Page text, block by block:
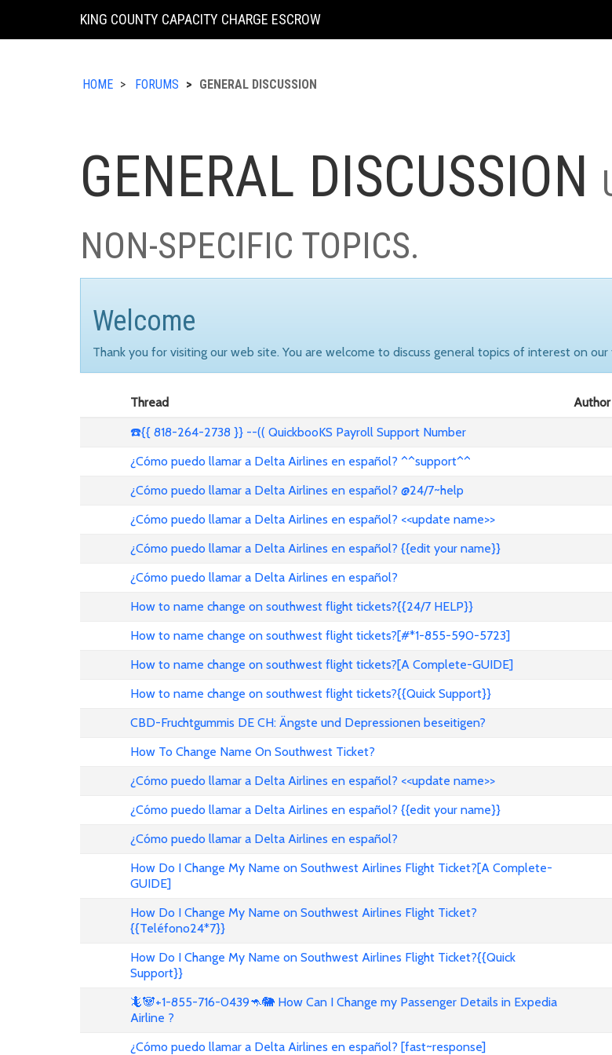
KING COUNTY CAPACITY CHARGE ESCROW
HOME FORUMS GENERAL DISCUSSION
GENERAL DISCUSSION
NON-SPECIFIC TOPICS.
Welcome
Thank you for visiting our web site. You are welcome to discuss general topics of interest on our
Thread Author
☎️{{ 818-264-2738 }} --(( QuickbooKS Payroll Support Number
¿Cómo puedo llamar a Delta Airlines en español? ^^support^^
¿Cómo puedo llamar a Delta Airlines en español? @24/7~help
¿Cómo puedo llamar a Delta Airlines en español? <<update name>>
¿Cómo puedo llamar a Delta Airlines en español? {{edit your name}}
¿Cómo puedo llamar a Delta Airlines en español?
How to name change on southwest flight tickets?{{24/7 HELP}}
How to name change on southwest flight tickets?[#*1-855-590-5723]
How to name change on southwest flight tickets?[A Complete-GUIDE]
How to name change on southwest flight tickets?{{Quick Support}}
CBD-Fruchtgummis DE CH: Ängste und Depressionen beseitigen?
How To Change Name On Southwest Ticket?
¿Cómo puedo llamar a Delta Airlines en español? <<update name>>
¿Cómo puedo llamar a Delta Airlines en español? {{edit your name}}
¿Cómo puedo llamar a Delta Airlines en español?
How Do I Change My Name on Southwest Airlines Flight Ticket?[A Complete-
GUIDE]
How Do I Change My Name on Southwest Airlines Flight Ticket?
{{Teléfono24*7}}
How Do I Change My Name on Southwest Airlines Flight Ticket?{{Quick
Support}}
🦎🐼+1-855-716-0439🦘🐘 How Can I Change my Passenger Details in Expedia
Airline ?
¿Cómo puedo llamar a Delta Airlines en español? [fast~response]